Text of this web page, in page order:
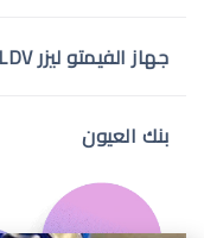
جهاز الفيمتو ليزر LDV
بنك العيون